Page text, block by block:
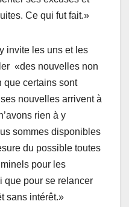
Ce qui fut fait.»
invite les uns et les
«des nouvelles non
que certains sont
nouvelles arrivent à
rien à y
sommes disponibles
du possible toutes
pour les
que pour se relancer
sans intérêt.»